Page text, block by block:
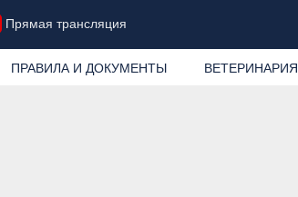
Прямая трансляция
ПРАВИЛА И ДОКУМЕНТЫ ВЕТЕРИНАРИЯ